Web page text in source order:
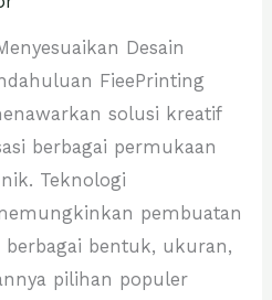
Desain
FieePrinting
solusi kreatif
berbagai permukaan
Teknologi
pembuatan
bentuk, ukuran,
pilihan populer